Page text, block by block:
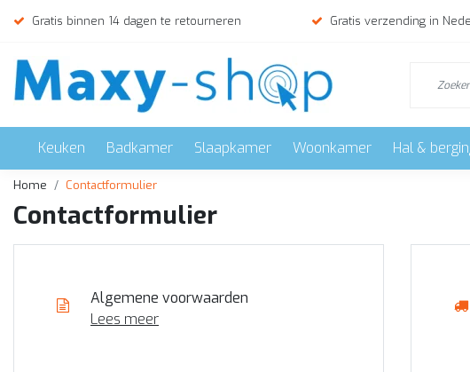
Gratis binnen 14 dagen te retourneren Gratis verzending in
Keuken Badkamer Slaapkamer Woonkamer Hal &
Home Contactformulier
Contactformulier
Algemene voorwaarden
Lees meer